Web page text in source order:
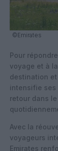
©Emirates
Pour
voyage et à
destination et
intensifie ses
retour dans
Avec la
voyageurs
Emirates